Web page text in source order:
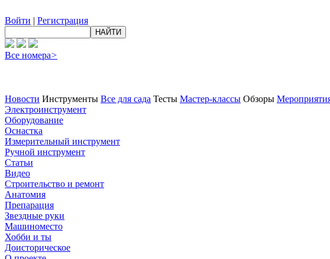
Войти | Регистрация
Все номера>
Новости Инструменты Все для сада Тесты Мастер-классы Обзоры
Электроинструмент
Оборудование
Оснастка
Измерительный инструмент
Ручной инструмент
Статьи
Видео
Строительство и ремонт
Анатомия
Препарация
Звездные руки
Машиноместо
Хобби и ты
Доисторическое